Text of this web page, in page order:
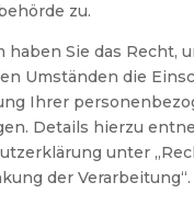
zu.
haben Sie das Recht,
Umständen die
Ihrer
Details hierzu
unter
der Verarbeitung“.